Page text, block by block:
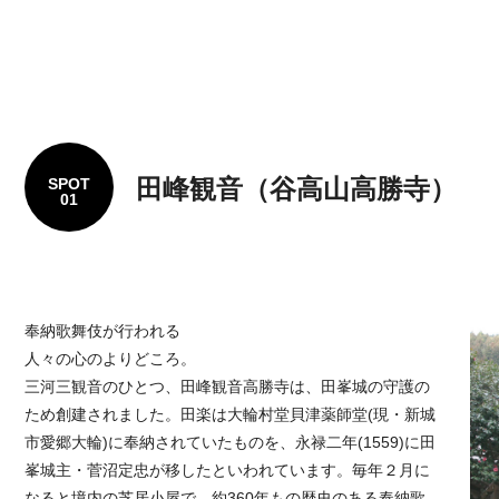
SPOT
01
田峰観音（谷高山高勝寺）
奉納歌舞伎が行われる
人々の心のよりどころ。
三河三観音のひとつ、田峰観音高勝寺は、田峯城の守護の
ため創建されました。田楽は大輪村堂貝津薬師堂(現・新城
市愛郷大輪)に奉納されていたものを、永禄二年(1559)に田
峯城主・菅沼定忠が移したといわれています。毎年２月に